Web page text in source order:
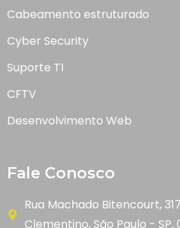
Cabeamento estruturado
Cyber Security
Suporte TI
CFTV
Desenvolvimento Web
Fale Conosco
Rua Machado Bitencourt,
Clementino, São Paulo -